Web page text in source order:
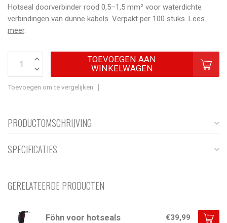
Hotseal doorverbinder rood 0,5–1,5 mm² voor waterdichte
verbindingen van dunne kabels. Verpakt per 100 stuks. Lees
meer.
TOEVOEGEN AAN
WINKELWAGEN
Toevoegen om te vergelijken
PRODUCTOMSCHRIJVING
SPECIFICATIES
GERELATEERDE PRODUCTEN
Föhn voor hotseals €39,99